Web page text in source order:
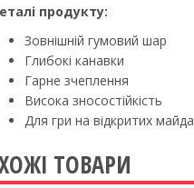
продукту:
Зовнішній гумовий шар
Глибокі канавки
Гарне зчеплення
Висока зносостійкість
Для гри на відкритих
ТОВАРИ